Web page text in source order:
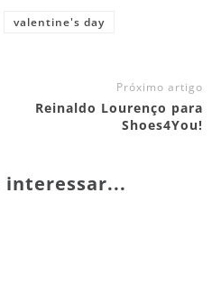
valentine's day
Próximo artigo
Reinaldo Lourenço para
Shoes4You!
interessar...